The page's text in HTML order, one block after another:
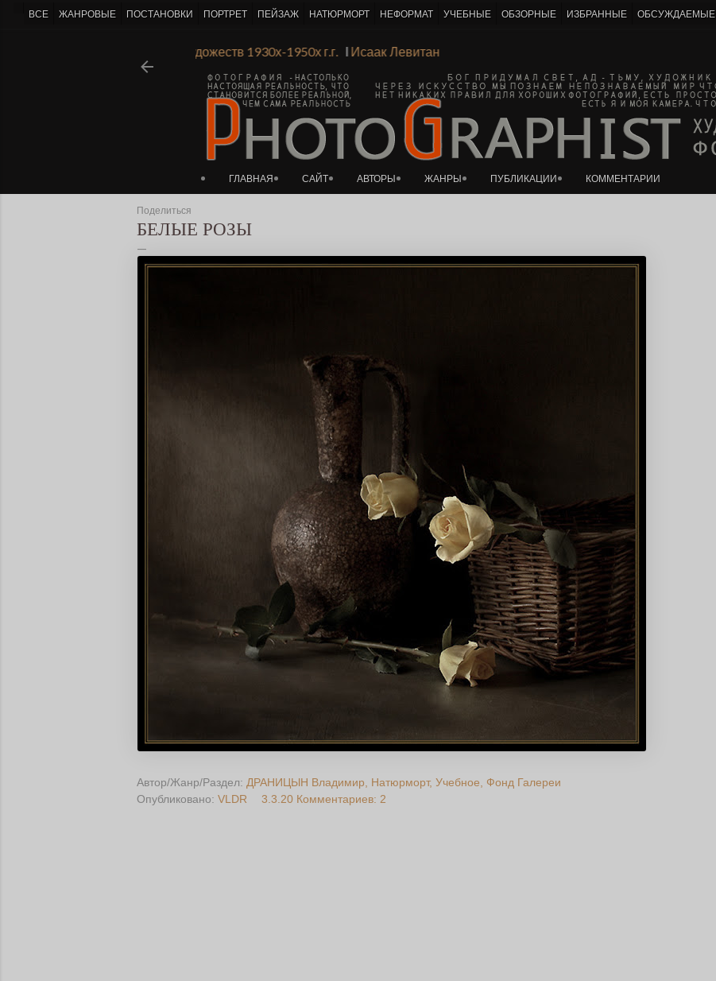
К основному контенту
Ленинградской Академии Художеств 1930х-1950х г.г. ΙИсаак Левитан
ГЛАВНАЯ САЙТ АВТОРЫ ЖАНРЫ ПУБЛИКАЦИИ КОММЕНТАРИИ
Поделиться
БЕЛЫЕ РОЗЫ
Автор/Жанр/Раздел: ДРАНИЦЫН Владимир Натюрморт Учебное
Фонд Галереи
Опубликовано: VLDR 3.3.20 Комментариев: 2
ВСЕ ЖАНРОВЫЕ ПОСТАНОВКИ ПОРТРЕТ ПЕЙЗАЖ НАТЮРМОРТ НЕФОРМАТ УЧЕБНЫЕ ОБЗОРНЫЕ ИЗБРАННЫЕ ОБСУЖДАЕМЫЕ